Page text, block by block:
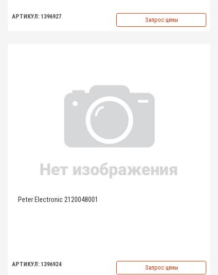
АРТИКУЛ: 1396927 Запрос цены
Peter Electronic 2120048001
АРТИКУЛ: 1396924 Запрос цены